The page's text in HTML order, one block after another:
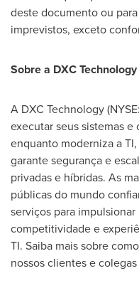
deste documento ou
imprevistos, exceto
Sobre a DXC Technology
A DXC Technology
executar seus sistemas
enquanto moderniza a
garante segurança e
privadas e híbridas. As
públicas do mundo
serviços para
competitividade e
TI. Saiba mais sobre
nossos clientes e